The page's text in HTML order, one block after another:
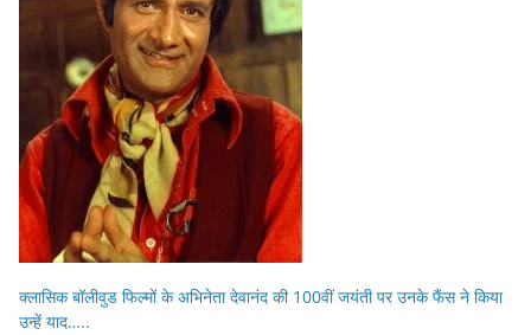
क्लासिक बॉलीवुड फिल्मों के अभिनेता देवानंद की 100वीं जयंती पर उनके फैंस ने किया
उन्हें याद…..